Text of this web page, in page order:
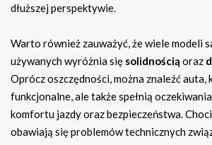
dłuższej perspektywie.
Warto również zauważyć, że wiele modeli
używanych wyróżnia się solidnością oraz
Oprócz oszczędności, można znaleźć
funkcjonalne, ale także spełnią
komfortu jazdy oraz bezpieczeństwa.
obawiają się problemów technicznych